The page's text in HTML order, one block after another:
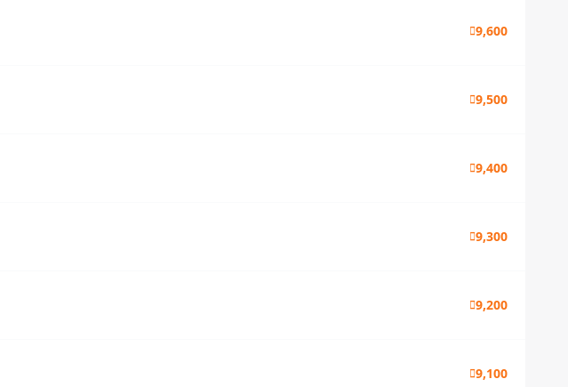
9,600
9,500
9,400
9,300
9,200
9,100